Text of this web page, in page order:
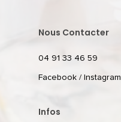
Nous Contacter
04 91 33 46 59
Facebook / Instagram
Infos